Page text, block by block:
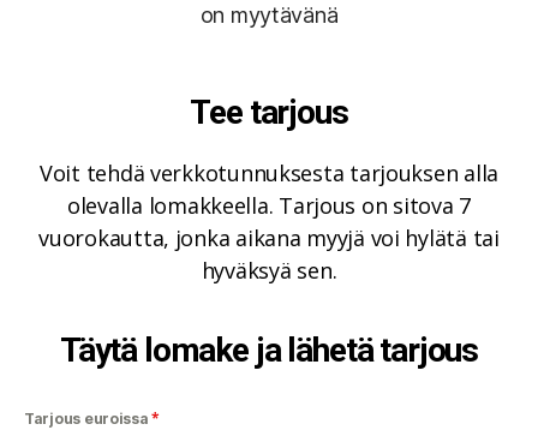
on myytävänä
Tee tarjous
Voit tehdä verkkotunnuksesta tarjouksen alla
olevalla lomakkeella. Tarjous on sitova 7
vuorokautta, jonka aikana myyjä voi hylätä tai
hyväksyä sen.
Täytä lomake ja lähetä tarjous
Tarjous euroissa*